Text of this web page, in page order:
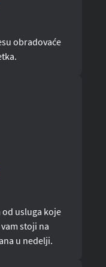
obradovaće
od usluga koje
stoji na
u nedelji.